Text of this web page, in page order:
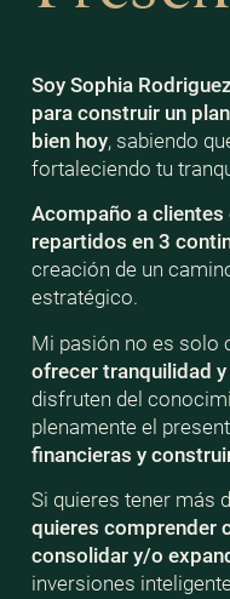
Soy Sophia
para construir un
bien hoy, sabiendo
fortaleciendo tu
Acompaño a
repartidos en 3
creación de un
estratégico.
Mi pasión no es solo
ofrecer tranquilidad
disfruten del
plenamente el
financieras y
Si quieres tener más
quieres comprender
consolidar y/o
inversiones